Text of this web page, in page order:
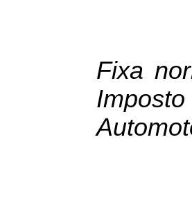
Fixa